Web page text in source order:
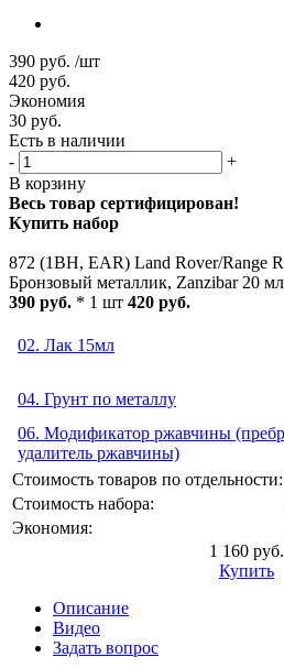
390 руб. /шт
420 руб.
Экономия
30 руб.
Есть в наличии
-
+
В корзину
Весь товар сертифицирован!
Купить набор
872 (1BH, EAR) Land Rover/Range
Бронзовый металлик, Zanzibar 20
390 руб. * 1 шт 420 руб.
02. Лак 15мл
04. Грунт по металлу
06. Модификатор ржавчины
удалитель ржавчины)
Стоимость товаров по отдельности:
Стоимость набора:
Экономия:
1 160 руб.
Купить
Описание
Видео
Задать вопрос